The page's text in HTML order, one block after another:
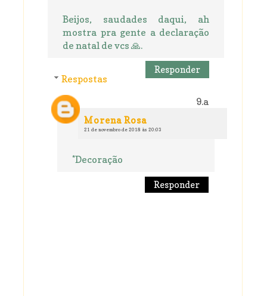
Beijos, saudades daqui, ah
mostra pra gente a declaração
de natal de vcs 🙏.
Responder
Respostas
Morena Rosa
21 de novembro de 2018 às 20:03
*Decoração
Responder